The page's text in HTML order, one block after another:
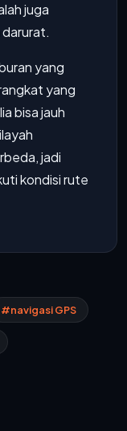
juga
yang
yang
bisa jauh
jadi
kondisi rute
#navigasi GPS